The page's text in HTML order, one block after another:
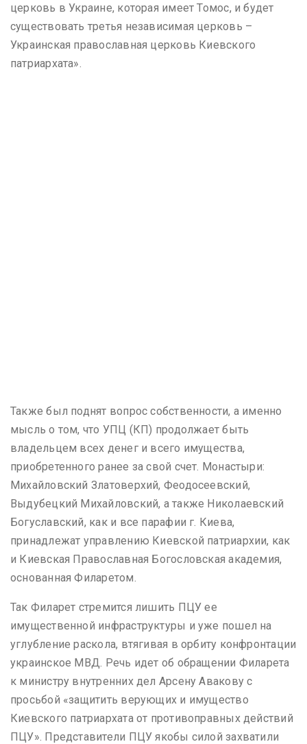
церковь в Украине, которая имеет Томос, и будет
существовать третья независимая церковь –
Украинская православная церковь Киевского
патриархата».
Также был поднят вопрос собственности, а именно
мысль о том, что УПЦ (КП) продолжает быть
владельцем всех денег и всего имущества,
приобретенного ранее за свой счет. Монастыри:
Михайловский Златоверхий, Феодосеевский,
Выдубецкий Михайловский, а также Николаевский
Богуславский, как и все парафии г. Киева,
принадлежат управлению Киевской патриархии, как
и Киевская Православная Богословская академия,
основанная Филаретом.
Так Филарет стремится лишить ПЦУ ее
имущественной инфраструктуры и уже пошел на
углубление раскола, втягивая в орбиту конфронтации
украинское МВД. Речь идет об обращении Филарета
к министру внутренних дел Арсену Авакову с
просьбой «защитить верующих и имущество
Киевского патриархата от противоправных действий
ПЦУ». Представители ПЦУ якобы силой захватили